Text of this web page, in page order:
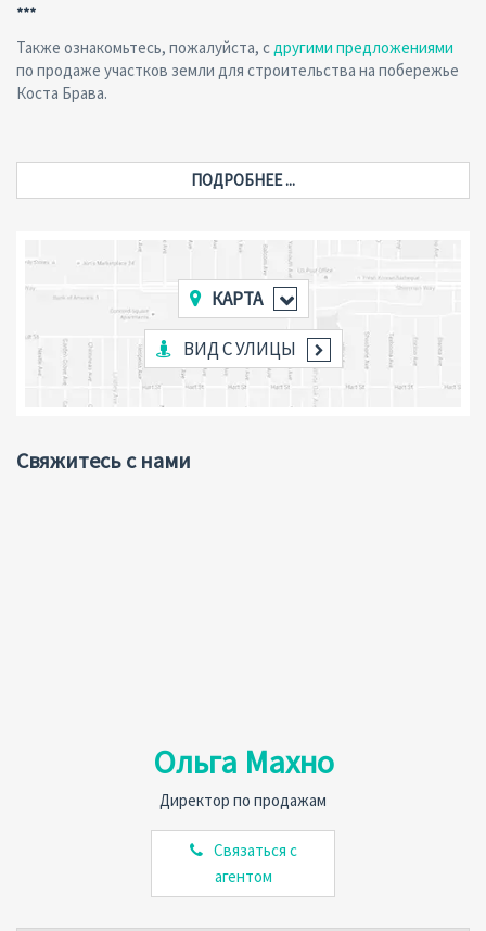
***
Также ознакомьтесь, пожалуйста, сдругими предложениями
по продаже участков земли для строительства на побережье
Коста Брава.
ПОДРОБНЕЕ ...
КАРТА
ВИД С УЛИЦЫ
Свяжитесь с нами
Ольга Махно
Директор по продажам
Связаться с
агентом